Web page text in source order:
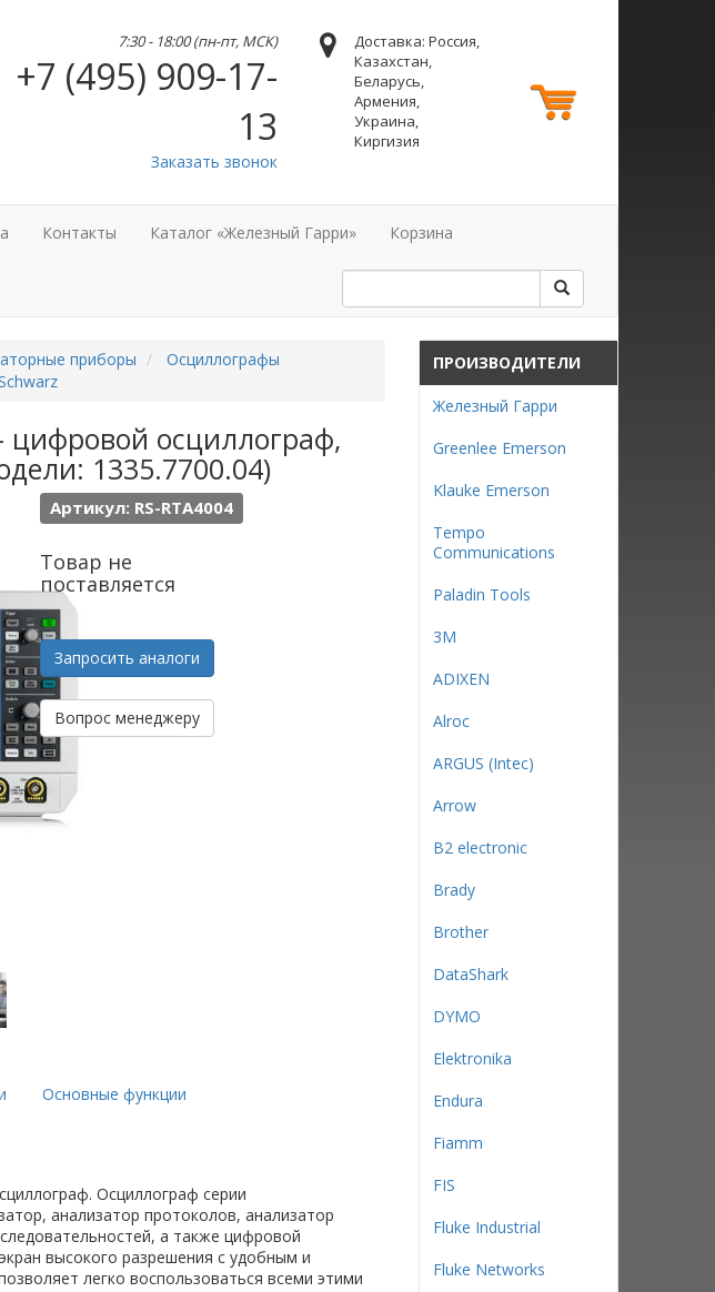
7:30 - 18:00 (пн-пт, МСК)
+7 (495) 909-17-
13
Заказать звонок
Доставка: Россия,
Казахстан,
Беларусь,
Армения,
Украина,
Киргизия
Контакты Каталог «Железный Гарри» Корзина
приборы
Осциллографы
цифровой осциллограф,
1335.7700.04)
Артикул: RS-RTA4004
Товар не
поставляется
Запросить аналоги
Вопрос менеджеру
Основные функции
Осциллограф серии
анализатор протоколов, анализатор
а также цифровой
высокого разрешения с удобным и
легко воспользоваться всеми этими
ПРОИЗВОДИТЕЛИ
Железный Гарри
Greenlee Emerson
Klauke Emerson
Tempo
Communications
Paladin Tools
3М
ADIXEN
Alroc
ARGUS (Intec)
Arrow
B2 electronic
Brady
Brother
DataShark
DYMO
Elektronika
Endura
Fiamm
FIS
Fluke Industrial
Fluke Networks